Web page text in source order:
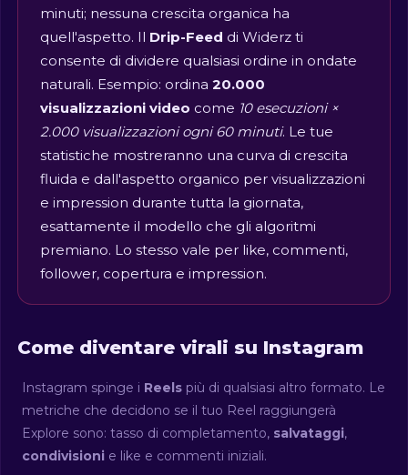
minuti; nessuna crescita organica ha
quell'aspetto. Il Drip-Feed di Widerz ti
consente di dividere qualsiasi ordine in ondate
naturali. Esempio: ordina 20.000
visualizzazioni video come 10 esecuzioni ×
2.000 visualizzazioni ogni 60 minuti. Le tue
statistiche mostreranno una curva di crescita
fluida e dall'aspetto organico per visualizzazioni
e impression durante tutta la giornata,
esattamente il modello che gli algoritmi
premiano. Lo stesso vale per like, commenti,
follower, copertura e impression.
Come diventare virali su Instagram
Instagram spinge i Reels più di qualsiasi altro formato. Le
metriche che decidono se il tuo Reel raggiungerà
Explore sono: tasso di completamento, salvataggi,
condivisioni e like e commenti iniziali.